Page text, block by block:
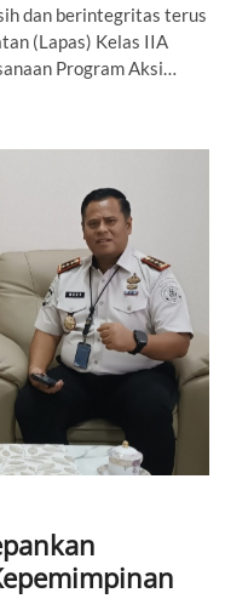
dan berintegritas terus
(Lapas) Kelas IIA
Program Aksi…